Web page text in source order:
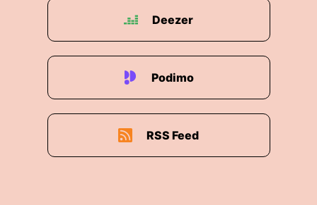
Deezer
Podimo
RSS Feed